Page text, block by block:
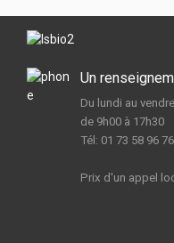
Un
Du lundi au
de 9h00 à 17h30
Tél: 01 73 58 96 76
Prix d'un appel